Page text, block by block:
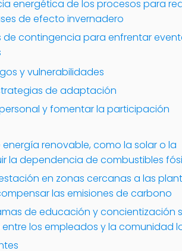
energética de los procesos para
de efecto invernadero
de contingencia para enfrentar
y vulnerabilidades
de adaptación
y fomentar la participación
energía renovable, como la solar o la
la dependencia de combustibles
en zonas cercanas a las
las emisiones de carbono
de educación y concientización
los empleados y la comunidad